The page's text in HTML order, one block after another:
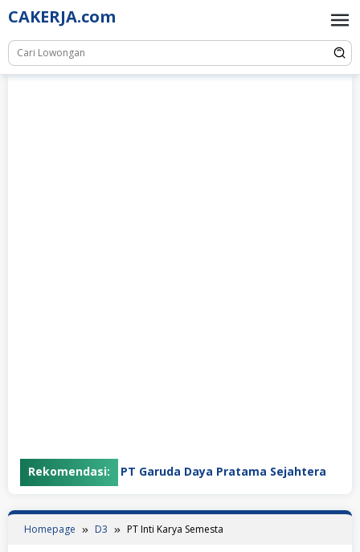
Skip
to
content
CAKERJA.com
Rekomendasi:PT Garuda Daya Pratama Sejahtera
Homepage D3 PT Inti Karya Semesta